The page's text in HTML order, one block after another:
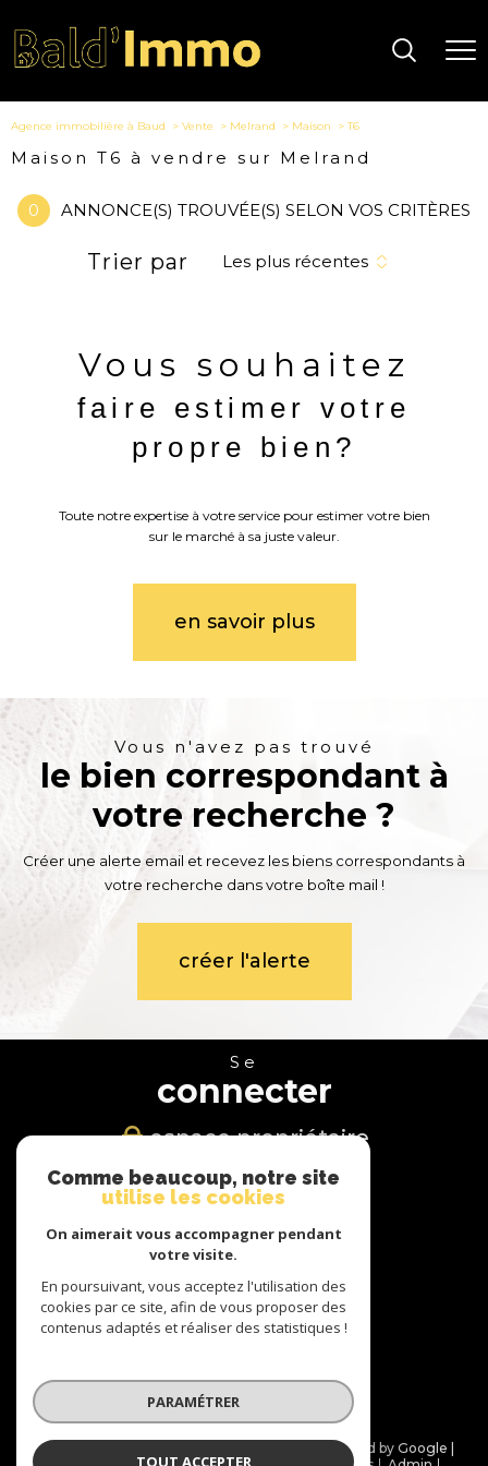
Agence immobilière à Baud Vente Melrand Maison T6
Maison T6 à vendre sur Melrand
0 ANNONCE(S) TROUVÉE(S) SELON VOS CRITÈRES
Trier par Les plus récentes
Vous souhaitez
faire estimer votre
propre bien?
Toute notre expertise à votre service pour estimer votre bien
sur le marché à sa juste valeur.
en savoir plus
Vous n'avez pas trouvé
le bien correspondant à
votre recherche ?
Créer une alerte email et recevez les biens correspondants à
votre recherche dans votre boîte mail !
créer l'alerte
Se
connecter
espace propriétaire
Nous
suivre
Nous
adhérons
© 2026 | Tous droits réservés | Traduction powered by Google |
Comme beaucoup, notre site
utilise les cookies
On aimerait vous accompagner pendant
votre visite.
En poursuivant, vous acceptez l'utilisation des
cookies par ce site, afin de vous proposer des
contenus adaptés et réaliser des statistiques !
PARAMÉTRER
TOUT ACCEPTER